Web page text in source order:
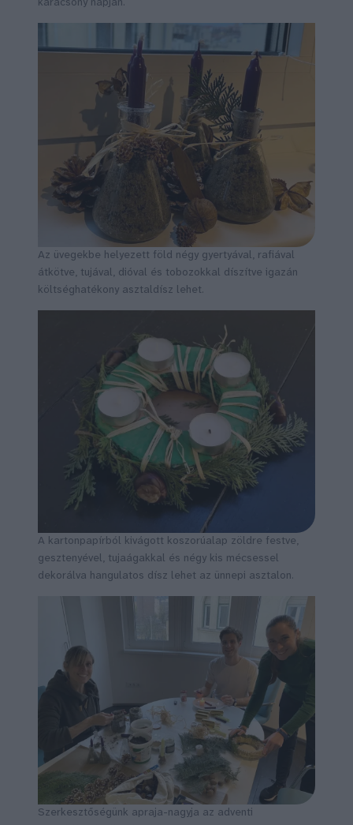
karácsony napján.
Az üvegekbe helyezett föld négy gyertyával, rafiával
átkötve, tujával, dióval és tobozokkal díszítve igazán
költséghatékony asztaldísz lehet.
A kartonpapírból kivágott koszorúalap zöldre festve,
gesztenyével, tujaágakkal és négy kis mécsessel
dekorálva hangulatos dísz lehet az ünnepi asztalon.
Szerkesztőségünk apraja-nagyja az adventi